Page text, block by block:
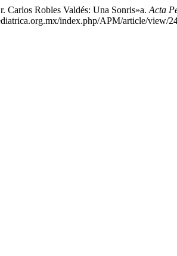
Carlos Robles Valdés: Una Sonris»a. Acta
index.php/APM/article/view/